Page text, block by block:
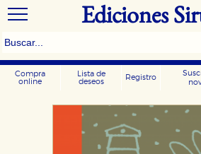
Ediciones
Compra
online
Lista de
deseos
Registro